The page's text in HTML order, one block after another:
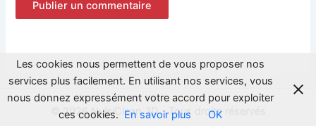
© 2026 NuisiClean 3D - Tous droits réservés
Les cookies nous permettent de vous proposer nos
services plus facilement. En utilisant nos services, vous
nous donnez expressément votre accord pour exploiter
ces cookies. En savoir plus OK